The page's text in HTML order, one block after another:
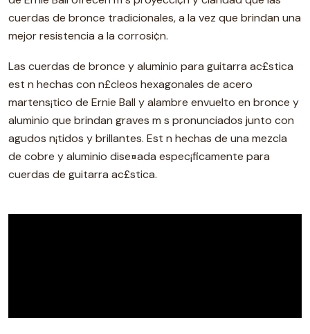
cuerdas de bronce tradicionales, a la vez que brindan una
mejor resistencia a la corrosi¢n.
Las cuerdas de bronce y aluminio para guitarra ac£stica
est n hechas con n£cleos hexagonales de acero
martens¡tico de Ernie Ball y alambre envuelto en bronce y
aluminio que brindan graves m s pronunciados junto con
agudos n¡tidos y brillantes. Est n hechas de una mezcla
de cobre y aluminio dise¤ada espec¡ficamente para
cuerdas de guitarra ac£stica.